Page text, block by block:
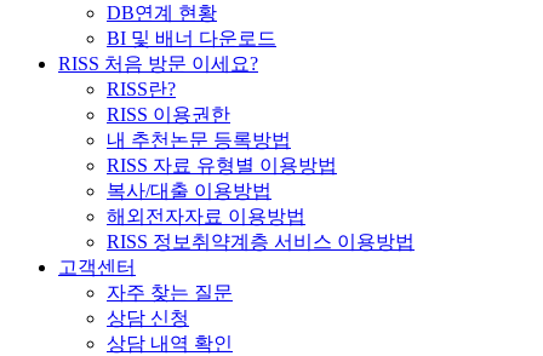
DB연계 현황
BI 및 배너 다운로드
RISS 처음 방문 이세요?
RISS란?
RISS 이용권한
내 추천논문 등록방법
RISS 자료 유형별 이용방법
복사/대출 이용방법
해외전자자료 이용방법
RISS 정보취약계층 서비스 이용방법
고객센터
자주 찾는 질문
상담 신청
상담 내역 확인